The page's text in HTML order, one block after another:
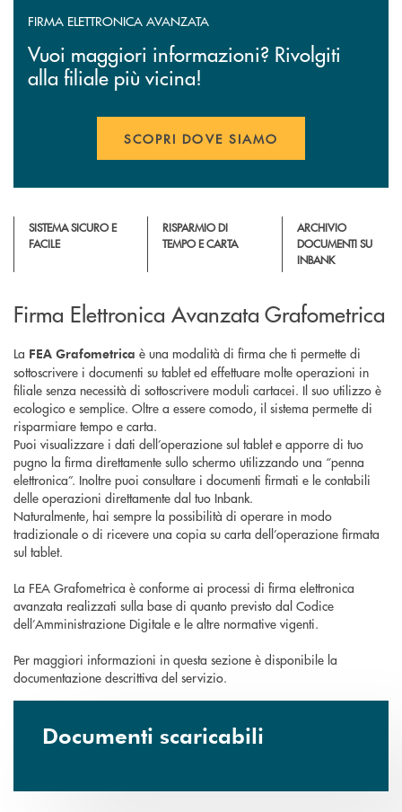
FIRMA ELETTRONICA AVANZATA
Vuoi maggiori informazioni? Rivolgiti
alla filiale più vicina!
SCOPRI DOVE SIAMO
SISTEMA SICURO E
FACILE
RISPARMIO DI
TEMPO E CARTA
ARCHIVIO
DOCUMENTI SU
INBANK
Firma Elettronica Avanzata Grafometrica
La FEA Grafometrica è una modalità di firma che ti permette di
sottoscrivere i documenti su tablet ed effettuare molte operazioni in
filiale senza necessità di sottoscrivere moduli cartacei. Il suo utilizzo è
ecologico e semplice. Oltre a essere comodo, il sistema permette di
risparmiare tempo e carta.
Puoi visualizzare i dati dell’operazione sul tablet e apporre di tuo
pugno la firma direttamente sullo schermo utilizzando una “penna
elettronica”. Inoltre puoi consultare i documenti firmati e le contabili
delle operazioni direttamente dal tuo Inbank.
Naturalmente, hai sempre la possibilità di operare in modo
tradizionale o di ricevere una copia su carta dell’operazione firmata
sul tablet.
La FEA Grafometrica è conforme ai processi di firma elettronica
avanzata realizzati sulla base di quanto previsto dal Codice
dell’Amministrazione Digitale e le altre normative vigenti.
Per maggiori informazioni in questa sezione è disponibile la
documentazione descrittiva del servizio.
Documenti scaricabili